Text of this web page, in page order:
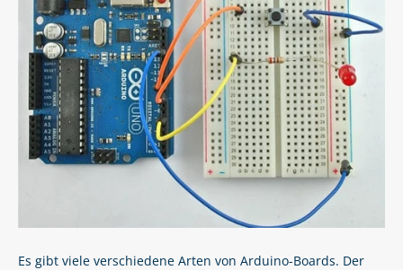
Es gibt viele verschiedene Arten von Arduino-Boards. Der